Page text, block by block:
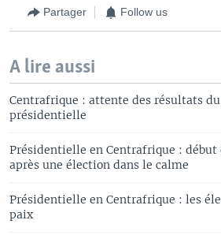
Partager Follow us
A lire aussi
Centrafrique : attente des résultats
présidentielle
Présidentielle en Centrafrique :
après une élection dans le calme
Présidentielle en Centrafrique : les
paix